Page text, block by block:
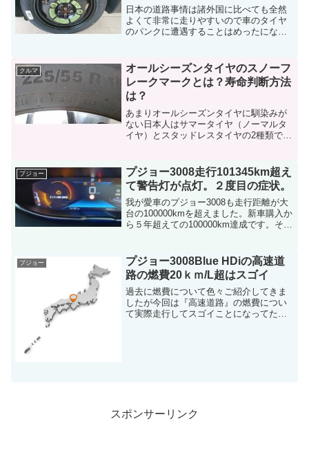
日本の道路事情は諸外国に比べても全然
よくて非常に走りやすいので車のタイヤ
のパンクに遭遇することはめったにない
めてのパンクです。はじめてのことなの
で車のパンクについて不...
クルマ
オールシーズンタイヤのスノーフ
レークマークとは？寿命判断方法
は？
あまりオールシーズンタイヤに馴染みが
ない日本人はサマータイヤ（ノーマルタ
イヤ）とスタッドレスタイヤの2種類で一
レークマークというマークの有無で走行
できる道が変わってくる...
プジョー
プジョー3008走行101345km超え
て警告灯が点灯。２度目の症状。
我が愛車のプジョー3008も走行距離が大
台の100000kmを超えました。新車購入か
ら５年超えての100000km達成です。そん
リします。がそんなこと前にもあったよ
うな...
プジョー
プジョー3008Blue HDiの高速道
路の燃費20ｋｍ/L超はスゴイ
過去に燃費について色々ご紹介してきま
したが今回は『高速道路』の燃費につい
て実際走行してスゴイことになってたの
スポンサーリンク